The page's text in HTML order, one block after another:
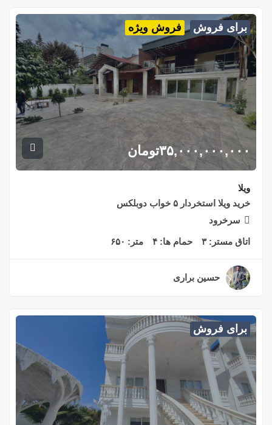
برای فروش فروش ویژه
۳۵,۰۰۰,۰۰۰,۰۰۰تومان
ویلا
خرید ویلا استخردار ۵ خواب دوبلکس
سرخرود
اتاق مستر:۳ حمام ها: ۴ متر: ۶۵۰
حسین براری
برای فروش